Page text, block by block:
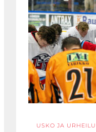
USKO JA URHEILU